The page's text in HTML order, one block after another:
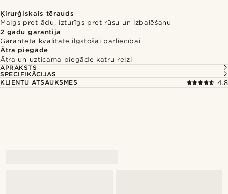
Ķirurģiskais tērauds
Maigs pret ādu, izturīgs pret rūsu un izbalēšanu
2 gadu garantija
Garantēta kvalitāte ilgstošai pārliecībai
Ātra piegāde
Ātra un uzticama piegāde katru reizi
APRAKSTS
SPECIFIKĀCIJAS
KLIENTU ATSAUKSMES
4.8